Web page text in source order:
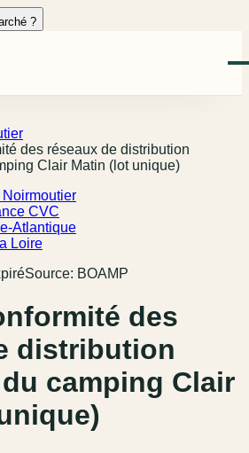
?
des réseaux de distribution
Clair Matin (lot unique)
CVC
Atlantique
Loire
Source: BOAMP
des
distribution
camping Clair